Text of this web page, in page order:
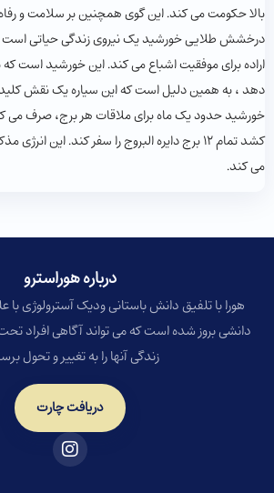
بالا حکومت می کند. این گوی همچنین بر سلامت و
درخشش طلایی خورشید یک نیروی زندگی حیاتی است که
اراده برای موفقیت اشباع می کند. این خورشید است
دهد ، به همین دلیل است که این سیاره یک نقش
خورشید حدود یک ماه برای ملاقات هر برج، صرف
کشد تمام 12 برج دایره البروج را سفر کند. این
می کند.
درباره هوراسترو​
هورا با تلفیق دانش باستانی ودیک آسترولوژی با
دانشی بروز شده است که می تواند آگاهی افراد تحت
زندگی آنها را به تغییر و تحول
دریافت چارت